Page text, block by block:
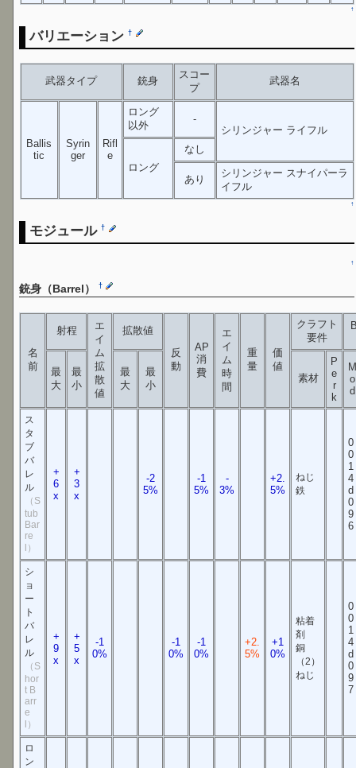
↑
バリエーション†
武器タイプ 銃身
スコー
プ
武器名
Ballis
tic
Syrin
ger
Rifl
e
ロング
以外
-
シリンジャー ライフル
ロング
なし
あり
シリンジャー スナイパーラ
イフル
↑
モジュール†
↑
銃身（Barrel）†
名
前
射程
エ
イ
ム
拡
散
値
拡散値
反
動
AP
消
費
エ
イ
ム
時
間
重
量
価
値
クラフト
要件
最
大
最
小
最
大
最
小
素材
P
e
r
k
o
d
ス
タ
ブ
バ
レ
ル
（S
tub
Bar
re
l）
+
6
x
+
3
x
-2
5%
-1
5%
-
3%
+2.
5%
ねじ
鉄
0
0
1
4
d
0
9
6
シ
ョ
ー
ト
バ
レ
ル
（S
hor
t B
arr
e
l）
+
9
x
+
5
x
-1
0%
-1
0%
-1
0%
+2.
5%
+1
0%
粘着
剤
銅
（2）
ねじ
0
0
1
4
d
0
9
7
ロ
ン